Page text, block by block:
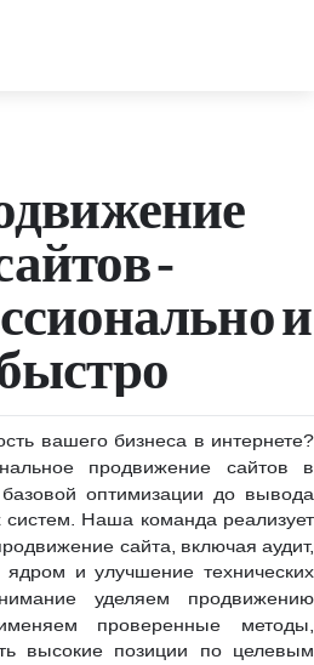
-
и
вашего бизнеса в интернете?
продвижение сайтов в
оптимизации до вывода
Наша команда реализует
сайта, включая аудит,
ядром и улучшение технических
уделяем продвижению
проверенные методы,
высокие позиции по целевым